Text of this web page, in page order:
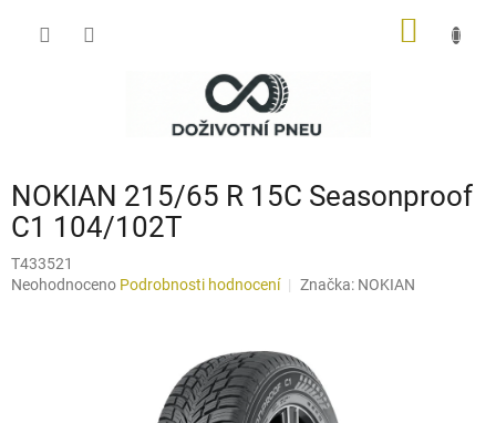
NOKIAN 215/65 R 15C Seasonproof
C1 104/102T
T433521
Průměrné
Neohodnoceno Podrobnosti hodnocení Značka: NOKIAN